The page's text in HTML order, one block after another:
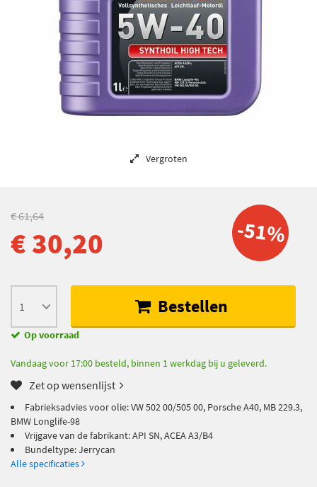
Vergroten
-51%
€ 61,64
€ 30,20
Bestellen
Op voorraad
Vandaag voor 17:00 besteld, binnen 1 werkdag bij u geleverd.
Zet op wensenlijst
Fabrieksadvies voor olie: VW 502 00/505 00, Porsche A40, MB 229.3,
BMW Longlife-98
Vrijgave van de fabrikant: API SN, ACEA A3/B4
Bundeltype: Jerrycan
Alle specificaties